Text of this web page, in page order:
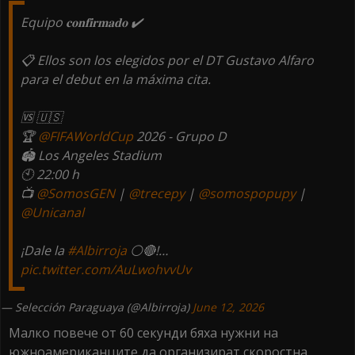
Equipo 𝐜𝐨𝐧𝐟𝐢𝐫𝐦𝐚𝐝𝐨 ✔️
📋 Ellos son los elegidos por el DT Gustavo Alfaro
para el debut en la máxima cita.
🆚 🇺🇸
🏆@FIFAWorldCup 2026 - Grupo D
🏟️ Los Angeles Stadium
🕙 22:00 h
📺 @SomosGEN| @trecepy| @somospopupy|
@Unicanal
¡Dale la #Albirroja ⚪🔴!…
pic.twitter.com/AuLwohvvUv
— Selección Paraguaya (@Albirroja) June 12, 2026
Малко повече от 60 секунди бяха нужни на